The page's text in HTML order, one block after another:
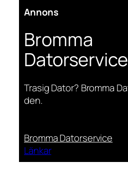
Annons
Bromma
Datorservice
Trasig Dator? Bromma
den.
Bromma Datorservice
Länkar